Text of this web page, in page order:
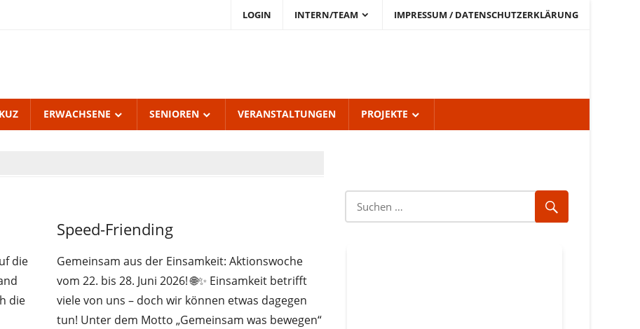
LOGIN INTERN/TEAM IMPRESSUM / DATENSCHUTZERKLÄRUNG
ERWACHSENE SENIOREN VERANSTALTUNGEN PROJEKTE
die
die
Speed-Friending
Gemeinsam aus der Einsamkeit: Aktionswoche
vom 22. bis 28. Juni 2026! 🌐✨ Einsamkeit betrifft
viele von uns – doch wir können etwas dagegen
tun! Unter dem Motto „Gemeinsam was bewegen“